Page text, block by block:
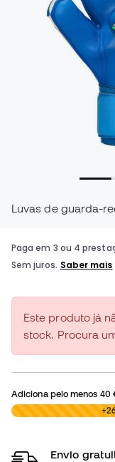
Luvas de guarda-
Este produto já
stock. Procura
Adiciona pelo menos 40
0,00 €
Envio